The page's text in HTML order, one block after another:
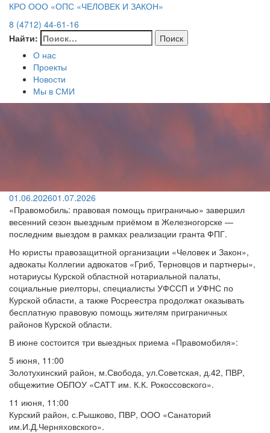
КРО ООО «ОПС «ЧЕЛОВЕК И ЗАКОН»
8 (4712) 44-61-16
Найти:
О нас
Проекты
Новости
Мы в СМИ
01.06.202601.07.2026
«Правомобиль: правовая помощь приграничью» завершил
весенний сезон выездным приёмом в Железногорске —
последним выездом в рамках реализации гранта ФПГ.
Но юристы правозащитной организации «Человек и Закон»,
адвокаты Коллегии адвокатов «Гриб, Терновцов и партнеры»,
нотариусы Курской областной нотариальной палаты,
социальные риелторы, специалисты УФССП и УФНС по
Курской области, а также Росреестра продолжат оказывать
бесплатную правовую помощь жителям приграничных
районов Курской области.
В июне состоится три выездных приема «Правомобиля»:
5 июня, 11:00
Золотухинский район, м.Свобода, ул.Советская, д.42, ПВР,
общежитие ОБПОУ «САТТ им. К.К. Рокоссовского».
11 июня, 11:00
Курский район, с.Рышково, ПВР, ООО «Санаторий
им.И.Д.Черняховского».